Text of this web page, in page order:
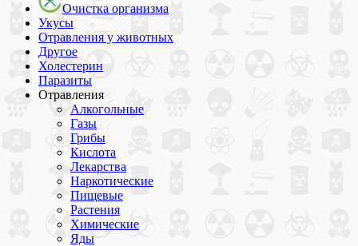
Очистка организма
Укусы
Отравления у животных
Другое
Холестерин
Паразиты
Отравления
Алкогольные
Газы
Грибы
Кислота
Лекарства
Наркотические
Пищевые
Растения
Химические
Яды